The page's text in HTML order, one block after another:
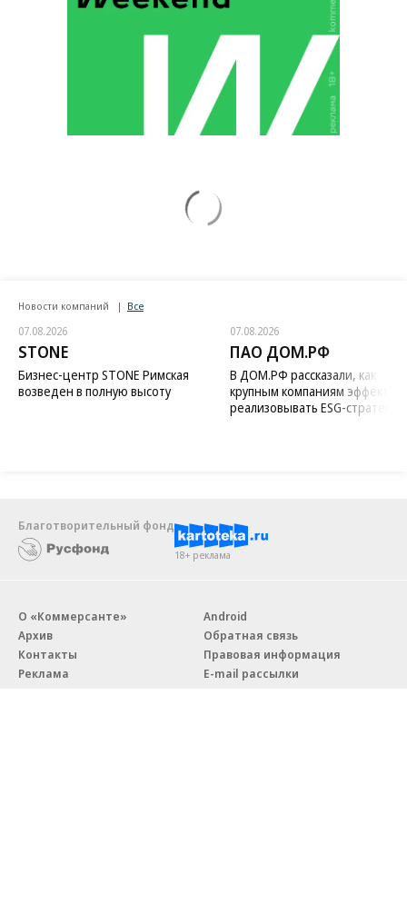
Новости компаний Все
07.08.2026
STONE
Бизнес-центр STONE Римская
возведен в полную высоту
07.08.2026
ПАО ДОМ.РФ
В ДОМ.РФ рассказали, как
крупным компаниям
реализовывать ESG-стратегию
Благотворительный фонд
18+ реклама
О «Коммерсанте»
Архив
Контакты
Реклама
Android
Обратная связь
Правовая информация
E-mail рассылки